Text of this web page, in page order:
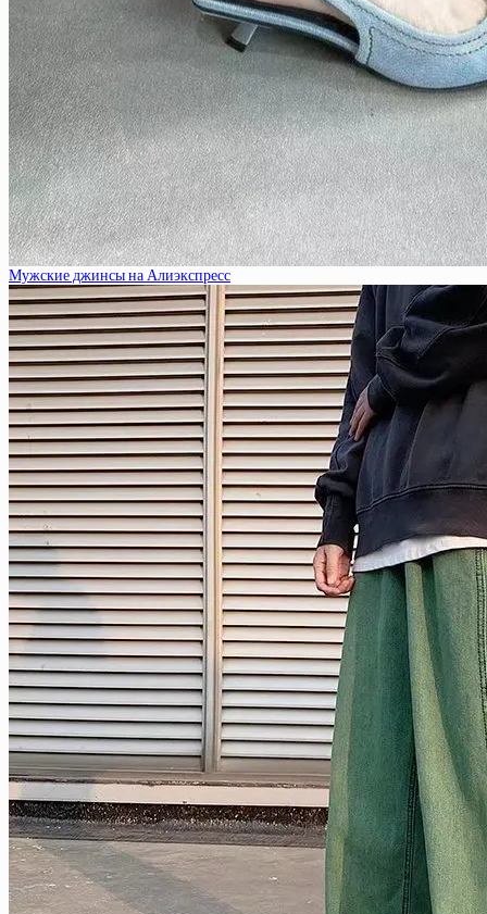
Мужские джинсы на Алиэкспресс